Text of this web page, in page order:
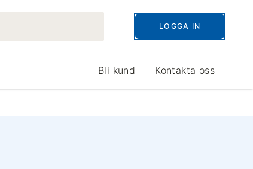
LOGGA IN
Bli kund Kontakta oss